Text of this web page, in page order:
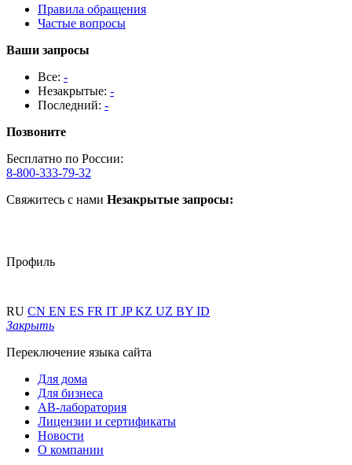
Правила обращения
Частые вопросы
Ваши запросы
Все: -
Незакрытые: -
Последний: -
Позвоните
Бесплатно по России:
8-800-333-79-32
Свяжитесь с нами Незакрытые запросы:
Профиль
RU CN EN ES FR IT JPKZ UZ BY ID
Закрыть
Переключение языка сайта
Для дома
Для бизнеса
АВ-лаборатория
Лицензии и сертификаты
Новости
О компании